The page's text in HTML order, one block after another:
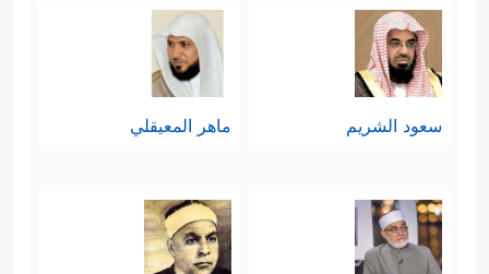
سعود الشريم ماهر المعيقلي